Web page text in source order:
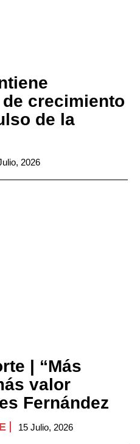
crecimiento
de la
2026
| “Más
valor
Fernández
15 Julio, 2026